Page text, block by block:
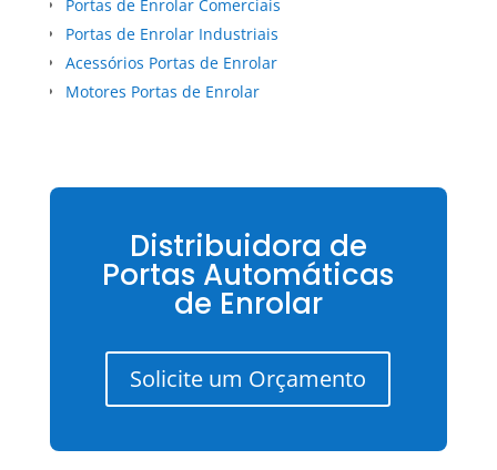
Portas de Enrolar Comerciais
Portas de Enrolar Industriais
Acessórios Portas de Enrolar
Motores Portas de Enrolar
Distribuidora de
Portas Automáticas
de Enrolar
Solicite um Orçamento